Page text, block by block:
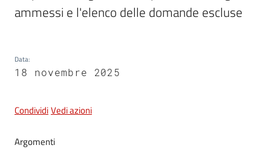
Seguici
ammessi e l'elenco delle domande escluse
Data:
18 novembre 2025
CondividiVedi azioni
Argomenti